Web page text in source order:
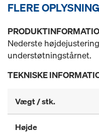
FLERE
Nederste
understøtningstårnet.
TEKNISKE
Vægt / stk.
Højde